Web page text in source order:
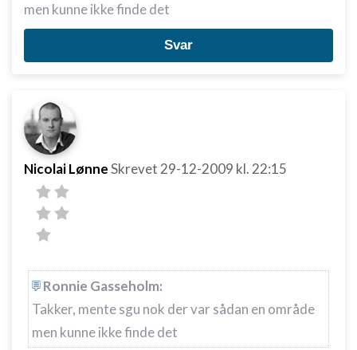
men kunne ikke finde det
Svar
Nicolai LønneSkrevet 29-12-2009 kl. 22:15
Ronnie Gasseholm:
Takker, mente sgu nok der var sådan en område
men kunne ikke finde det